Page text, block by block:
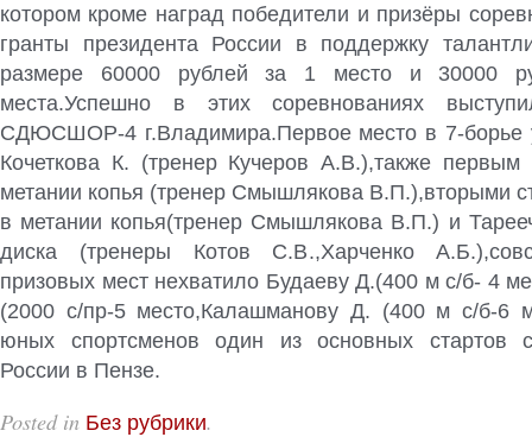
котором кроме наград победители и призёры
гранты президента России в поддержку
размере 60000 рублейза 1 место и 30000
места.Успешно в этих соревнованиях
СДЮСШОР-4 г.Владимира.Первое место в 7-борье
Кочеткова К. (тренер Кучеров А.В.),также
метании копья (тренер Смышлякова В.П.),вторыми
в метании копья(тренер Смышлякова В.П.) и
диска (тренеры Котов С.В.,Харченко
призовых мест нехватило Будаеву Д.(400 м с/б- 4
(2000 с/пр-5 место,Калашманову Д. (400 м с/б-6
юных спортсменов один из основных стартов
России в Пензе.
Posted in Без рубрики.